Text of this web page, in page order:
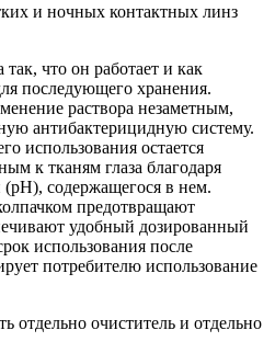
и ночных контактных линз
что он работает и как
последующего хранения.
раствора незаметным,
антибактерицидную систему.
использования остается
к тканям глаза благодаря
(pH), содержащегося в нем.
предотвращают
удобный дозированный
использования после
потребителю использование
отдельно очиститель и отдельно